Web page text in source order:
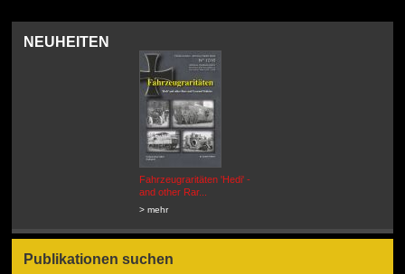
NEUHEITEN
Fahrzeugraritäten 'Hedi' -
and other Rar...
> mehr
Publikationen suchen